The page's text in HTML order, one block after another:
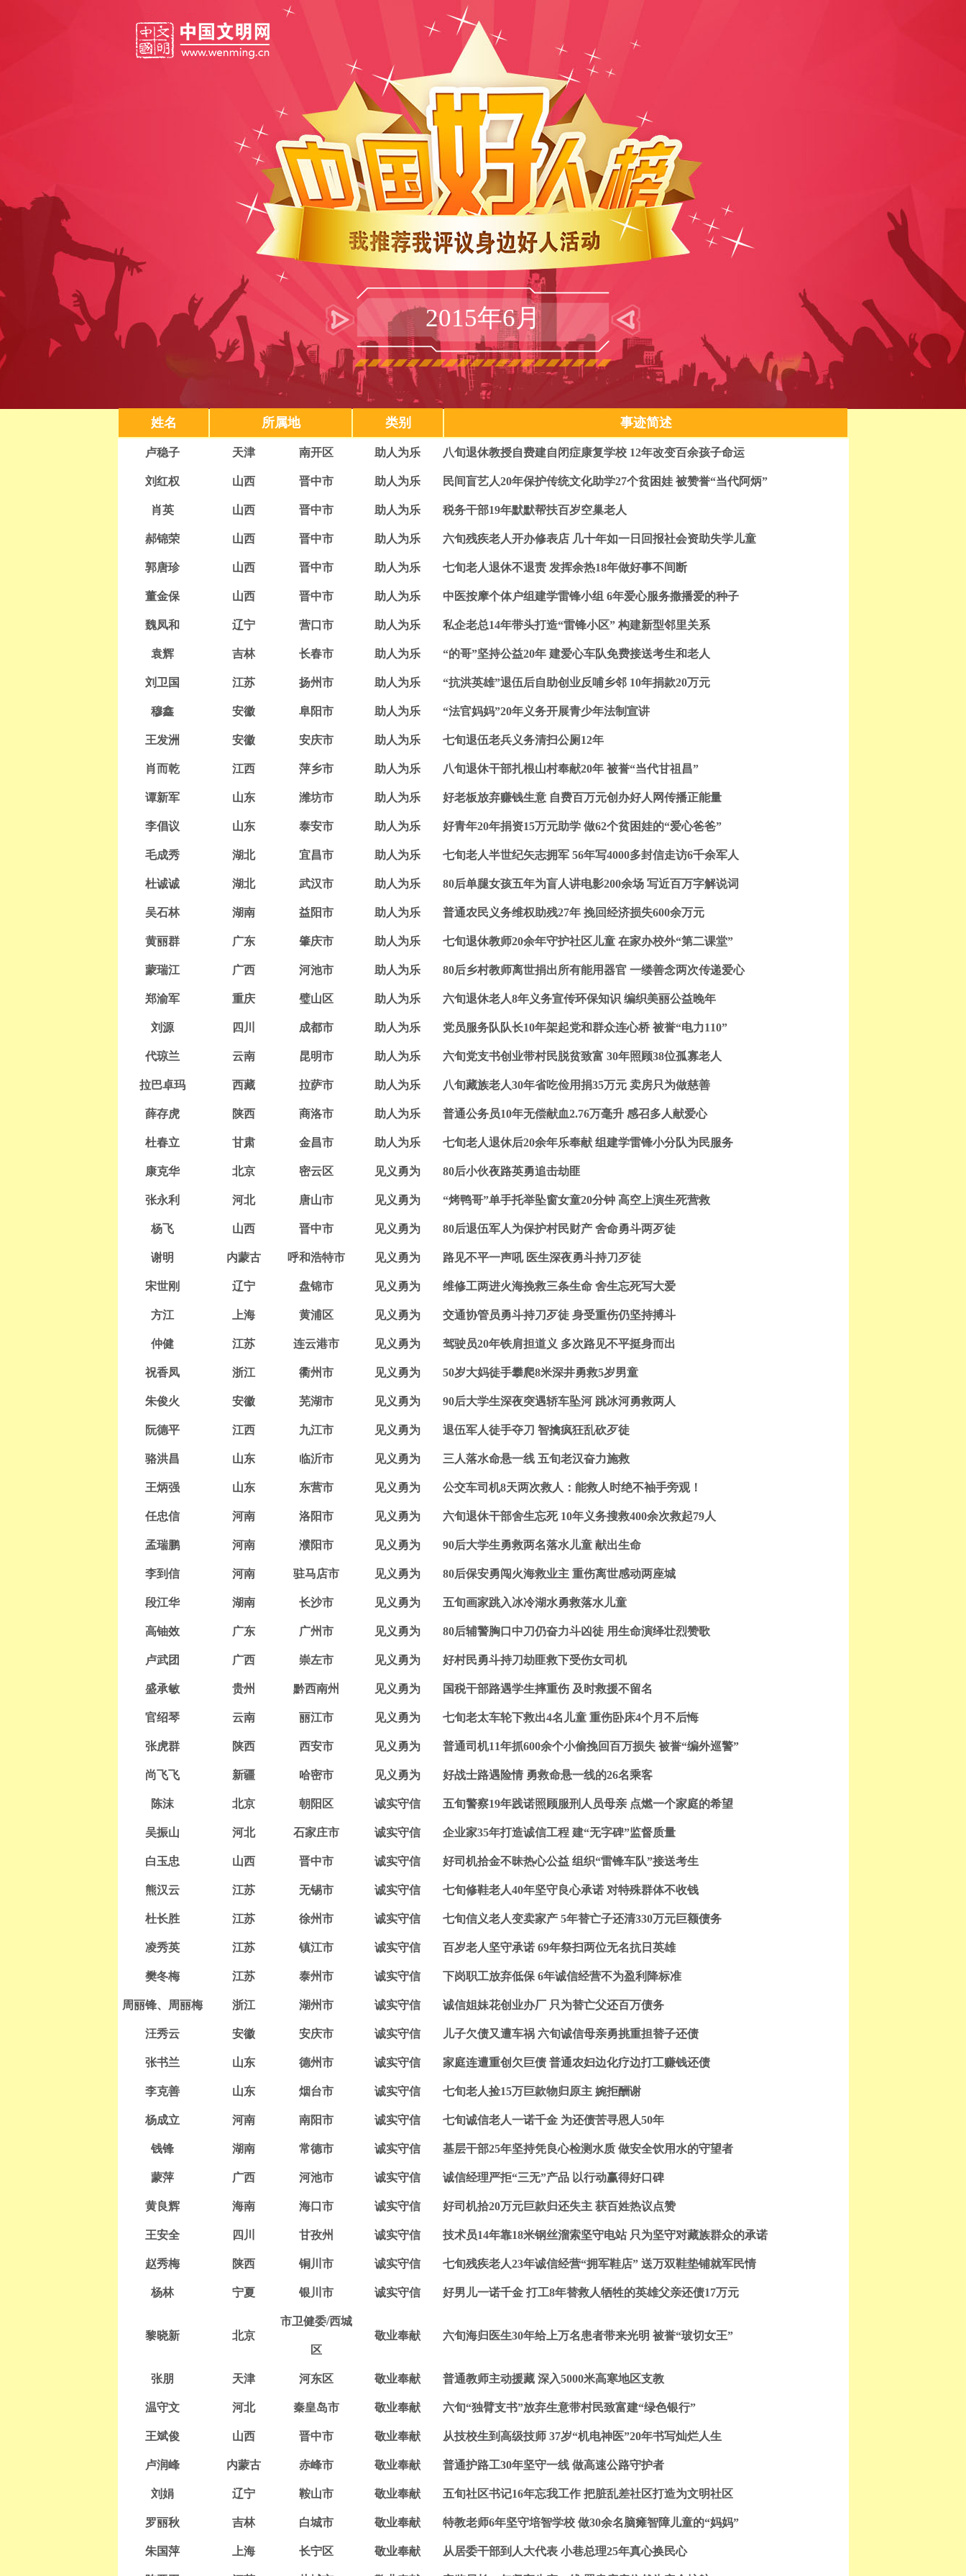
2015年6月
姓名 所属地 类别 事迹简述
卢稳子 天津 南开区 助人为乐 八旬退休教授自费建自闭症康复学校 12年改变百余孩子命运
刘红权 山西 晋中市 助人为乐 民间盲艺人20年保护传统文化助学27个贫困娃 被赞誉“当代阿炳”
肖英 山西 晋中市 助人为乐 税务干部19年默默帮扶百岁空巢老人
郝锦荣 山西 晋中市 助人为乐 六旬残疾老人开办修表店 几十年如一日回报社会资助失学儿童
郭唐珍 山西 晋中市 助人为乐 七旬老人退休不退责 发挥余热18年做好事不间断
董金保 山西 晋中市 助人为乐 中医按摩个体户组建学雷锋小组 6年爱心服务撒播爱的种子
魏凤和 辽宁 营口市 助人为乐 私企老总14年带头打造“雷锋小区” 构建新型邻里关系
袁辉 吉林 长春市 助人为乐 “的哥”坚持公益20年 建爱心车队免费接送考生和老人
刘卫国 江苏 扬州市 助人为乐 “抗洪英雄”退伍后自助创业反哺乡邻 10年捐款20万元
穆鑫 安徽 阜阳市 助人为乐 “法官妈妈”20年义务开展青少年法制宣讲
王发洲 安徽 安庆市 助人为乐 七旬退伍老兵义务清扫公厕12年
肖而乾 江西 萍乡市 助人为乐 八旬退休干部扎根山村奉献20年 被誉“当代甘祖昌”
谭新军 山东 潍坊市 助人为乐 好老板放弃赚钱生意 自费百万元创办好人网传播正能量
李倡议 山东 泰安市 助人为乐 好青年20年捐资15万元助学 做62个贫困娃的“爱心爸爸”
毛成秀 湖北 宜昌市 助人为乐 七旬老人半世纪矢志拥军 56年写4000多封信走访6千余军人
杜诚诚 湖北 武汉市 助人为乐 80后单腿女孩五年为盲人讲电影200余场 写近百万字解说词
吴石林 湖南 益阳市 助人为乐 普通农民义务维权助残27年 挽回经济损失600余万元
黄丽群 广东 肇庆市 助人为乐 七旬退休教师20余年守护社区儿童 在家办校外“第二课堂”
蒙瑞江 广西 河池市 助人为乐 80后乡村教师离世捐出所有能用器官 一缕善念两次传递爱心
郑渝军 重庆 璧山区 助人为乐 六旬退休老人8年义务宣传环保知识 编织美丽公益晚年
刘源 四川 成都市 助人为乐 党员服务队队长10年架起党和群众连心桥 被誉“电力110”
代琼兰 云南 昆明市 助人为乐 六旬党支书创业带村民脱贫致富 30年照顾38位孤寡老人
拉巴卓玛 西藏 拉萨市 助人为乐 八旬藏族老人30年省吃俭用捐35万元 卖房只为做慈善
薛存虎 陕西 商洛市 助人为乐 普通公务员10年无偿献血2.76万毫升 感召多人献爱心
杜春立 甘肃 金昌市 助人为乐 七旬老人退休后20余年乐奉献 组建学雷锋小分队为民服务
康克华 北京 密云区 见义勇为 80后小伙夜路英勇追击劫匪
张永利 河北 唐山市 见义勇为 “烤鸭哥”单手托举坠窗女童20分钟 高空上演生死营救
杨飞 山西 晋中市 见义勇为 80后退伍军人为保护村民财产 舍命勇斗两歹徒
谢明 内蒙古 呼和浩特市 见义勇为 路见不平一声吼 医生深夜勇斗持刀歹徒
宋世刚 辽宁 盘锦市 见义勇为 维修工两进火海挽救三条生命 舍生忘死写大爱
方江 上海 黄浦区 见义勇为 交通协管员勇斗持刀歹徒 身受重伤仍坚持搏斗
仲健 江苏 连云港市 见义勇为 驾驶员20年铁肩担道义 多次路见不平挺身而出
祝香凤 浙江 衢州市 见义勇为 50岁大妈徒手攀爬8米深井勇救5岁男童
朱俊火 安徽 芜湖市 见义勇为 90后大学生深夜突遇轿车坠河 跳冰河勇救两人
阮德平 江西 九江市 见义勇为 退伍军人徒手夺刀 智擒疯狂乱砍歹徒
骆洪昌 山东 临沂市 见义勇为 三人落水命悬一线 五旬老汉奋力施救
王炳强 山东 东营市 见义勇为 公交车司机8天两次救人：能救人时绝不袖手旁观！
任忠信 河南 洛阳市 见义勇为 六旬退休干部舍生忘死 10年义务搜救400余次救起79人
孟瑞鹏 河南 濮阳市 见义勇为 90后大学生勇救两名落水儿童 献出生命
李到信 河南 驻马店市 见义勇为 80后保安勇闯火海救业主 重伤离世感动两座城
段江华 湖南 长沙市 见义勇为 五旬画家跳入冰冷湖水勇救落水儿童
高铀效 广东 广州市 见义勇为 80后辅警胸口中刀仍奋力斗凶徒 用生命演绎壮烈赞歌
卢武团 广西 崇左市 见义勇为 好村民勇斗持刀劫匪救下受伤女司机
盛承敏 贵州 黔西南州 见义勇为 国税干部路遇学生摔重伤 及时救援不留名
官绍琴 云南 丽江市 见义勇为 七旬老太车轮下救出4名儿童 重伤卧床4个月不后悔
张虎群 陕西 西安市 见义勇为 普通司机11年抓600余个小偷挽回百万损失 被誉“编外巡警”
尚飞飞 新疆 哈密市 见义勇为 好战士路遇险情 勇救命悬一线的26名乘客
陈沫 北京 朝阳区 诚实守信 五旬警察19年践诺照顾服刑人员母亲 点燃一个家庭的希望
吴振山 河北 石家庄市 诚实守信 企业家35年打造诚信工程 建“无字碑”监督质量
白玉忠 山西 晋中市 诚实守信 好司机拾金不昧热心公益 组织“雷锋车队”接送考生
熊汉云 江苏 无锡市 诚实守信 七旬修鞋老人40年坚守良心承诺 对特殊群体不收钱
杜长胜 江苏 徐州市 诚实守信 七旬信义老人变卖家产 5年替亡子还清330万元巨额债务
凌秀英 江苏 镇江市 诚实守信 百岁老人坚守承诺 69年祭扫两位无名抗日英雄
樊冬梅 江苏 泰州市 诚实守信 下岗职工放弃低保 6年诚信经营不为盈利降标准
周丽锋、周丽梅 浙江 湖州市 诚实守信 诚信姐妹花创业办厂 只为替亡父还百万债务
汪秀云 安徽 安庆市 诚实守信 儿子欠债又遭车祸 六旬诚信母亲勇挑重担替子还债
张书兰 山东 德州市 诚实守信 家庭连遭重创欠巨债 普通农妇边化疗边打工赚钱还债
李克善 山东 烟台市 诚实守信 七旬老人捡15万巨款物归原主 婉拒酬谢
杨成立 河南 南阳市 诚实守信 七旬诚信老人一诺千金 为还债苦寻恩人50年
钱锋 湖南 常德市 诚实守信 基层干部25年坚持凭良心检测水质 做安全饮用水的守望者
蒙萍 广西 河池市 诚实守信 诚信经理严拒“三无”产品 以行动赢得好口碑
黄良辉 海南 海口市 诚实守信 好司机拾20万元巨款归还失主 获百姓热议点赞
王安全 四川 甘孜州 诚实守信 技术员14年靠18米钢丝溜索坚守电站 只为坚守对藏族群众的承诺
赵秀梅 陕西 铜川市 诚实守信 七旬残疾老人23年诚信经营“拥军鞋店” 送万双鞋垫铺就军民情
杨林 宁夏 银川市 诚实守信 好男儿一诺千金 打工8年替救人牺牲的英雄父亲还债17万元
黎晓新 北京
市卫健委/西城
区
敬业奉献 六旬海归医生30年给上万名患者带来光明 被誉“玻切女王”
张朋 天津 河东区 敬业奉献 普通教师主动援藏 深入5000米高寒地区支教
温守文 河北 秦皇岛市 敬业奉献 六旬“独臂支书”放弃生意带村民致富建“绿色银行”
王斌俊 山西 晋中市 敬业奉献 从技校生到高级技师 37岁“机电神医”20年书写灿烂人生
卢润峰 内蒙古 赤峰市 敬业奉献 普通护路工30年坚守一线 做高速公路守护者
刘娟 辽宁 鞍山市 敬业奉献 五旬社区书记16年忘我工作 把脏乱差社区打造为文明社区
罗丽秋 吉林 白城市 敬业奉献 特教老师6年坚守培智学校 做30余名脑瘫智障儿童的“妈妈”
朱国萍 上海 长宁区 敬业奉献 从居委干部到人大代表 小巷总理25年真心换民心